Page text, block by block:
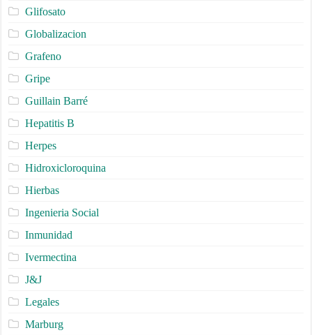
Glifosato
Globalizacion
Grafeno
Gripe
Guillain Barré
Hepatitis B
Herpes
Hidroxicloroquina
Hierbas
Ingenieria Social
Inmunidad
Ivermectina
J&J
Legales
Marburg